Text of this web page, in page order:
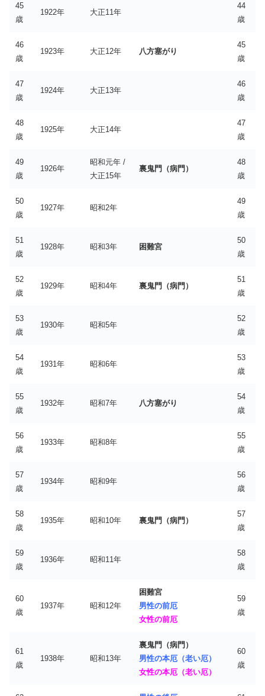
45
歳
1922年 大正11年
44
歳
46
歳
1923年 大正12年 八方塞がり
45
歳
47
歳
1924年 大正13年
46
歳
48
歳
1925年 大正14年
47
歳
49
歳
1926年
昭和元年 /
大正15年
裏鬼門（病門）
48
歳
50
歳
1927年 昭和2年
49
歳
51
歳
1928年 昭和3年 困難宮
50
歳
52
歳
1929年 昭和4年 裏鬼門（病門）
51
歳
53
歳
1930年 昭和5年
52
歳
54
歳
1931年 昭和6年
53
歳
55
歳
1932年 昭和7年 八方塞がり
54
歳
56
歳
1933年 昭和8年
55
歳
57
歳
1934年 昭和9年
56
歳
58
歳
1935年 昭和10年 裏鬼門（病門）
57
歳
59
歳
1936年 昭和11年
58
歳
60
歳
1937年 昭和12年
困難宮
男性の前厄
女性の前厄
59
歳
61
歳
1938年 昭和13年
裏鬼門（病門）
男性の本厄（老い厄）
女性の本厄（老い厄）
60
歳